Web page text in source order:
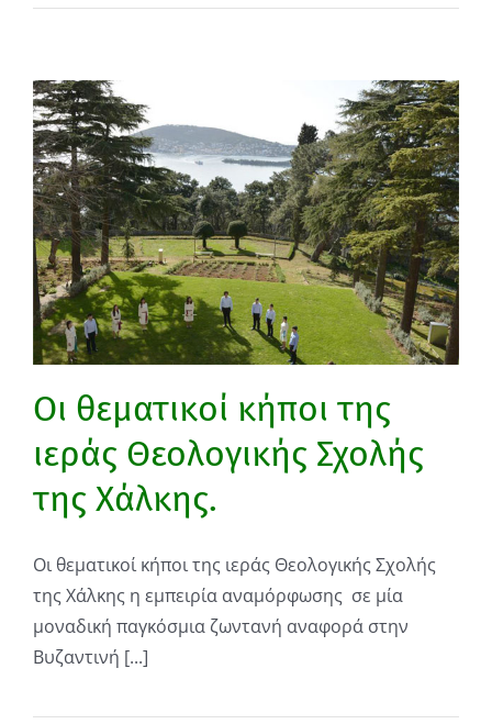
Οι θεματικοί κήποι της
ιεράς Θεολογικής Σχολής
της Χάλκης.
Οι θεματικοί κήποι της ιεράς Θεολογικής Σχολής
της Χάλκης η εμπειρία αναμόρφωσης σε μία
μοναδική παγκόσμια ζωντανή αναφορά στην
Βυζαντινή [...]